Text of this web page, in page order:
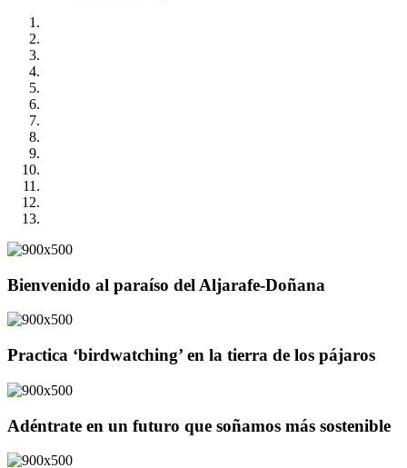
Bienvenido al paraíso del Aljarafe-Doñana
Practica ‘birdwatching’ en la tierra de los pájaros
Adéntrate en un futuro que soñamos más sostenible